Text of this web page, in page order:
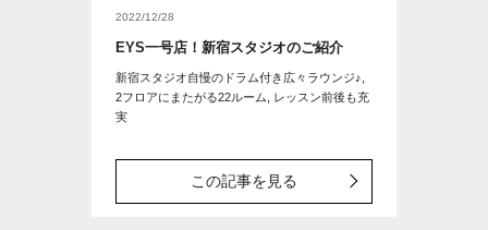
2022/12/28
EYS一号店！新宿スタジオのご紹介
新宿スタジオ自慢のドラム付き広々ラウンジ♪,
2フロアにまたがる22ルーム, レッスン前後も充
実
この記事を見る